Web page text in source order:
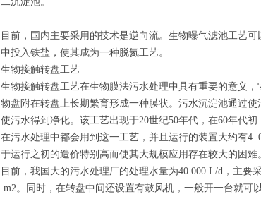
目前，国内主要采用的技术是逆向流。生物曝气滤池工艺
中投入铁盐，使其成为一种脱氮工艺。
生物接触转盘工艺
生物接触转盘工艺在生物膜法污水处理中具有重要的意义
物盘附在转盘上长期繁育形成一种膜状。污水沉淀池通过
使污水得到净化。该工艺出现于20世纪50年代，在60年代
在污水处理中都会用到这一工艺，并且运行的装置大约有4
于运行之初的造价特别高而使其大规模应用存在较大的困难
目前，我国大的污水处理厂的处理水量为40 000 L/d，主要
m2。同时，在转盘中间还设置有鼓风机，一般开一台就可